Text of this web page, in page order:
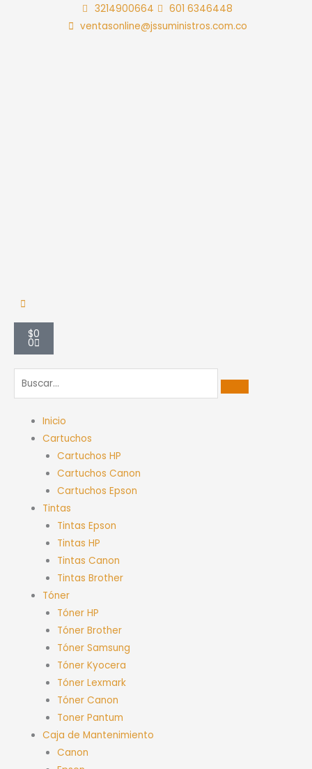
3214900664
601 6346448
ventasonline@jssuministros.com.co
$0
0
Carrito
Inicio
Cartuchos
Cartuchos HP
Cartuchos Canon
Cartuchos Epson
Tintas
Tintas Epson
Tintas HP
Tintas Canon
Tintas Brother
Tóner
Tóner HP
Tóner Brother
Tóner Samsung
Tóner Kyocera
Tóner Lexmark
Tóner Canon
Toner Pantum
Caja de Mantenimiento
Canon